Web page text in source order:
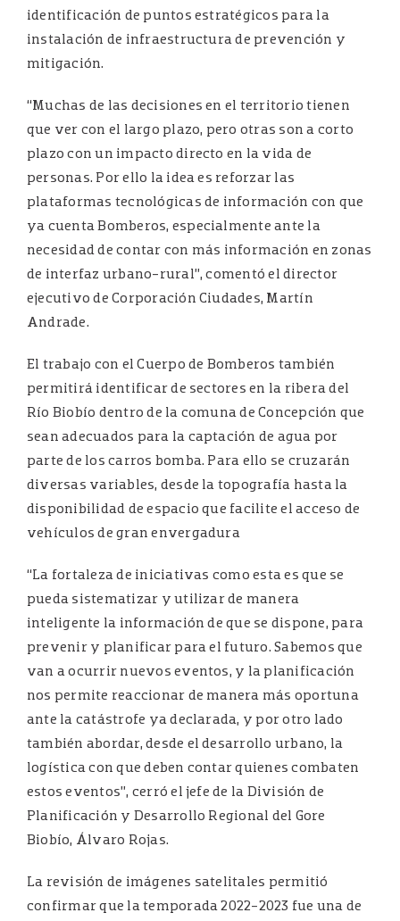
identificación de puntos estratégicos para la
instalación de infraestructura de prevención y
mitigación.
“Muchas de las decisiones en el territorio tienen
que ver con el largo plazo, pero otras son a corto
plazo con un impacto directo en la vida de
personas. Por ello la idea es reforzar las
plataformas tecnológicas de información con que
ya cuenta Bomberos, especialmente ante la
necesidad de contar con más información en zonas
de interfaz urbano-rural”, comentó el director
ejecutivo de Corporación Ciudades, Martín
Andrade.
El trabajo con el Cuerpo de Bomberos también
permitirá identificar de sectores en la ribera del
Río Biobío dentro de la comuna de Concepción que
sean adecuados para la captación de agua por
parte de los carros bomba. Para ello se cruzarán
diversas variables, desde la topografía hasta la
disponibilidad de espacio que facilite el acceso de
vehículos de gran envergadura
“La fortaleza de iniciativas como esta es que se
pueda sistematizar y utilizar de manera
inteligente la información de que se dispone, para
prevenir y planificar para el futuro. Sabemos que
van a ocurrir nuevos eventos, y la planificación
nos permite reaccionar de manera más oportuna
ante la catástrofe ya declarada, y por otro lado
también abordar, desde el desarrollo urbano, la
logística con que deben contar quienes combaten
estos eventos”, cerró el jefe de la División de
Planificación y Desarrollo Regional del Gore
Biobío, Álvaro Rojas.
La revisión de imágenes satelitales permitió
confirmar que la temporada 2022-2023 fue una de